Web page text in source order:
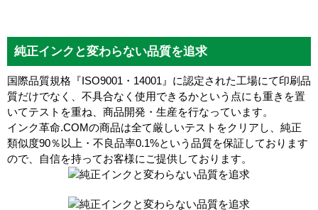
純正インクと変わらない品質を追求
国際品質規格『ISO9001・14001』に認定された工場にて印刷品
質だけでなく、不具合なく使用できるかという点にも重きを置
いてテストを重ね、商品開発・生産を行なっています。
インク革命.COMの商品は全て厳しいテストをクリアし、 純正
類似度90％以上・不良品率0.1%という品質を保証しております
ので、自信を持ってお客様にご提供しております。